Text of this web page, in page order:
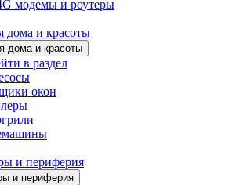
модемы и роутеры
дома и красоты
дома и красоты
в раздел
окон
и периферия
и периферия